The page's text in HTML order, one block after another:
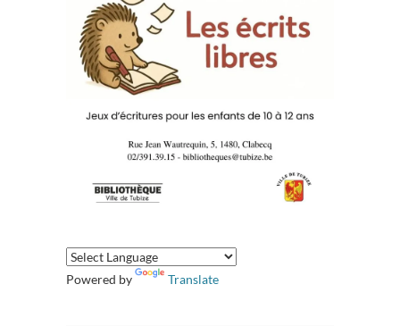
Powered by Translate